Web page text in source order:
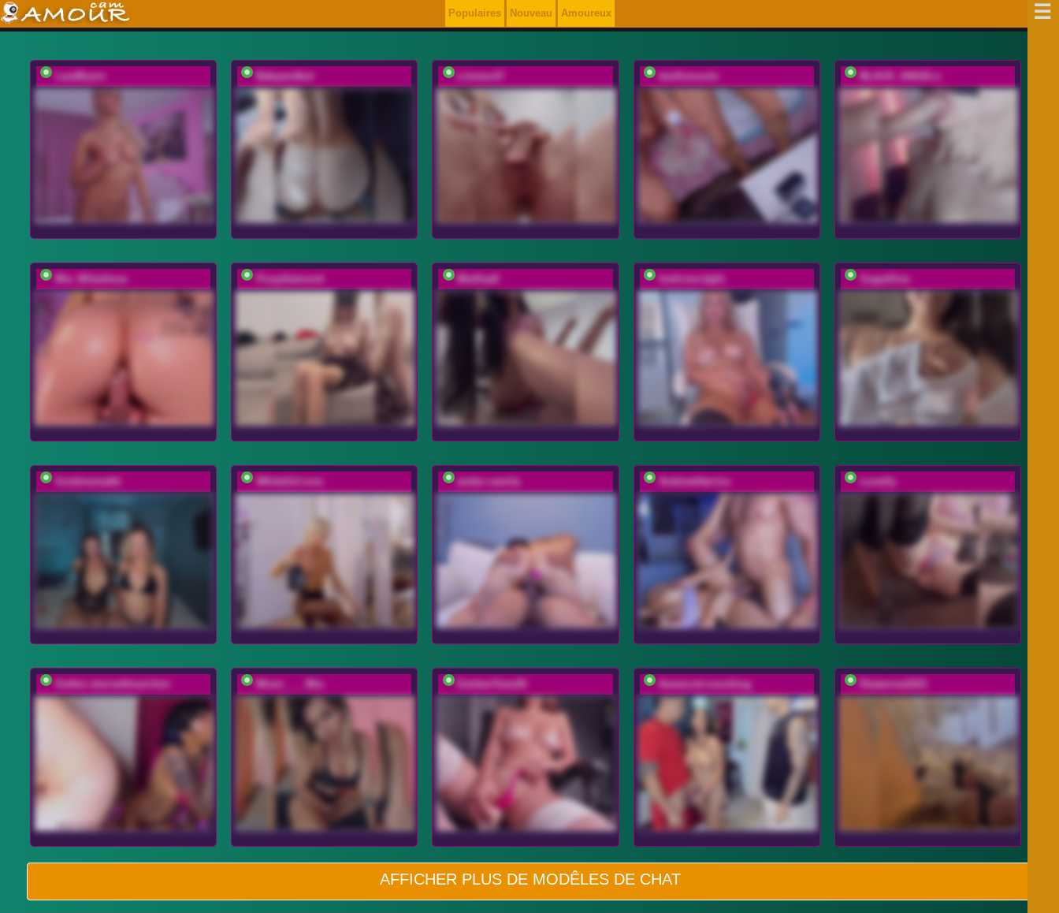
Populaires Nouveau Amoureux
LaraBrynn Babyandkot Linnea-67 twofiresouls BLACK_ANGELs
Mia_Milasheva Pusydiamond MarKaa0 hold-me-tight SugarKiss
Soskinerealki WhiteGirl-one ander-camila AndrewHarriss Lunelly
Gothic-slut-without-limi Minni____Mia GoldenTeen20 thesecret-coocking Ekaterina2221
AFFICHER PLUS DE MODÊLES DE CHAT